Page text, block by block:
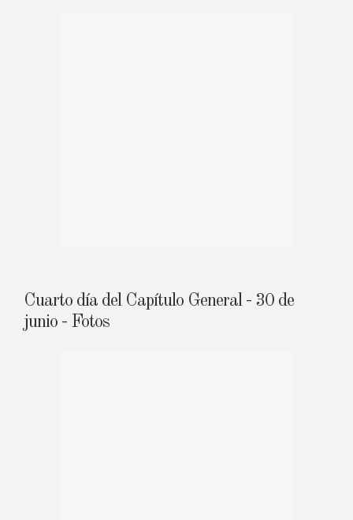
Cuarto día del Capítulo General - 30 de
junio - Fotos